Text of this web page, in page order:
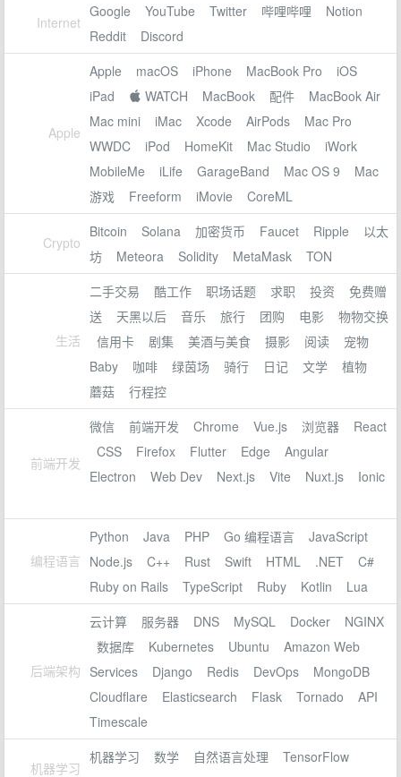
Internet
Google YouTube Twitter 哔哩哔哩
Notion
Reddit
Discord
Apple
Apple macOS iPhone MacBook Pro
iOS
iPad
 WATCH MacBook 配件
MacBook Air
Mac mini
iMac Xcode AirPods
Mac Pro
WWDC
iPod HomeKit Mac Studio
iWork
MobileMe
iLife GarageBand Mac OS 9
Mac
游戏
Freeform iMovie CoreML
Crypto
Bitcoin Solana 加密货币 Faucet Ripple
以太
坊
Meteora Solidity MetaMask TON
生活
二手交易 酷工作 职场话题 求职 投资
免费赠
送
天黑以后 音乐 旅行 团购 电影
物物交换
信用卡
剧集 美酒与美食 摄影 阅读
宠物
Baby
咖啡 绿茵场 骑行 日记 文学
植物
蘑菇
行程控
前端开发
微信 前端开发 Chrome Vue.js 浏览器
React
CSS
Firefox Flutter Edge
Angular
Electron
Web Dev Next.js Vite Nuxt.js Ionic
编程语言
Python Java PHP Go 编程语言
JavaScript
Node.js
C++ Rust Swift HTML .NET
C#
Ruby on Rails
TypeScript Ruby Kotlin Lua
后端架构
云计算 服务器 DNS MySQL Docker
NGINX
数据库
Kubernetes Ubuntu
Amazon Web
Services
Django Redis DevOps
MongoDB
Cloudflare
Elasticsearch Flask Tornado
API
Timescale
机器学习
机器学习 数学 自然语言处理
TensorFlow